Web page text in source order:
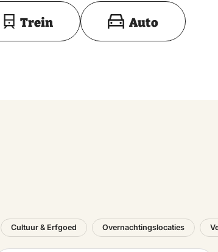
Trein Auto
Cultuur & Erfgoed Overnachtingslocaties